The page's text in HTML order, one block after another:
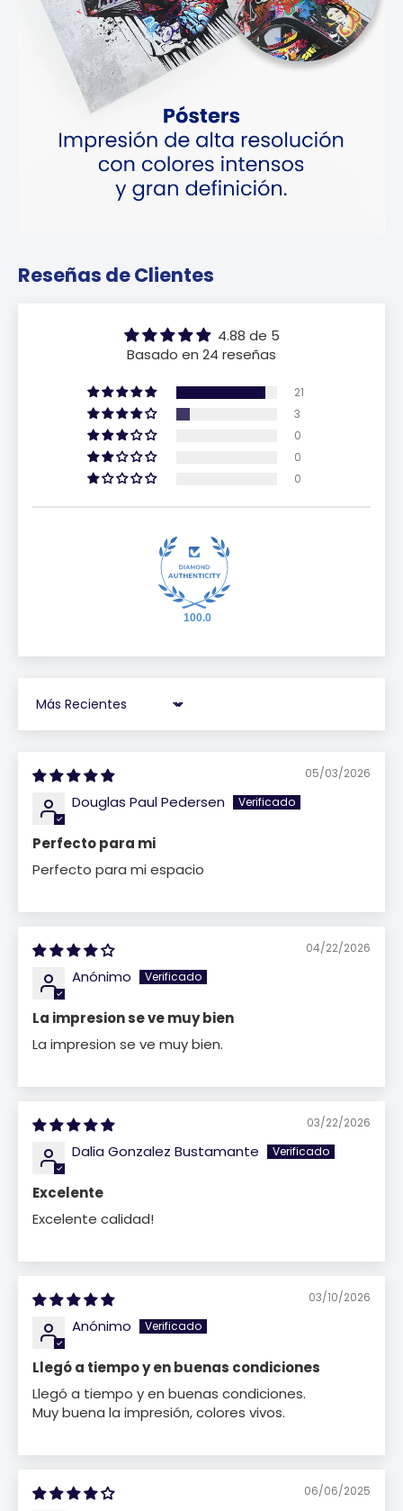
Reseñas de Clientes
4.88 de 5
Basado en 24 reseñas
21
3
0
0
0
100.0
Sort by
05/03/2026
Douglas Paul Pedersen
Perfecto para mi
Perfecto para mi espacio
04/22/2026
Anónimo
La impresion se ve muy bien
La impresion se ve muy bien.
03/22/2026
Dalia Gonzalez Bustamante
Excelente
Excelente calidad!
03/10/2026
Anónimo
Llegó a tiempo y en buenas condiciones
Llegó a tiempo y en buenas condiciones.
Muy buena la impresión, colores vivos.
06/06/2025